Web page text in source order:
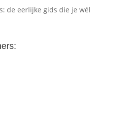
de eerlijke gids die je wél